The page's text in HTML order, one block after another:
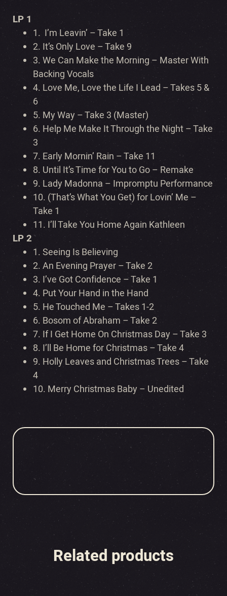
LP 1
1. I’m Leavin’ – Take 1
2. It’s Only Love – Take 9
3. We Can Make the Morning – Master With
Backing Vocals
4. Love Me, Love the Life I Lead – Takes 5 &
6
5. My Way – Take 3 (Master)
6. Help Me Make It Through the Night – Take
3
7. Early Mornin’ Rain – Take 11
8. Until It’s Time for You to Go – Remake
9. Lady Madonna – Impromptu Performance
10. (That’s What You Get) for Lovin’ Me –
Take 1
11. I’ll Take You Home Again Kathleen
LP 2
1. Seeing Is Believing
2. An Evening Prayer – Take 2
3. I’ve Got Confidence – Take 1
4. Put Your Hand in the Hand
5. He Touched Me – Takes 1-2
6. Bosom of Abraham – Take 2
7. If I Get Home On Christmas Day – Take 3
8. I’ll Be Home for Christmas – Take 4
9. Holly Leaves and Christmas Trees – Take
4
10. Merry Christmas Baby – Unedited
Related products